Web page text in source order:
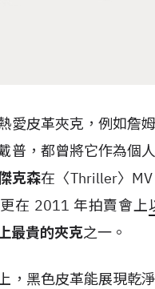
愛皮革夾克，例如詹
普，都曾將它作為個
克森在〈Thriller〉 MV
在 2011 年拍賣會上
最貴的夾克之一。
，黑色皮革能展現乾